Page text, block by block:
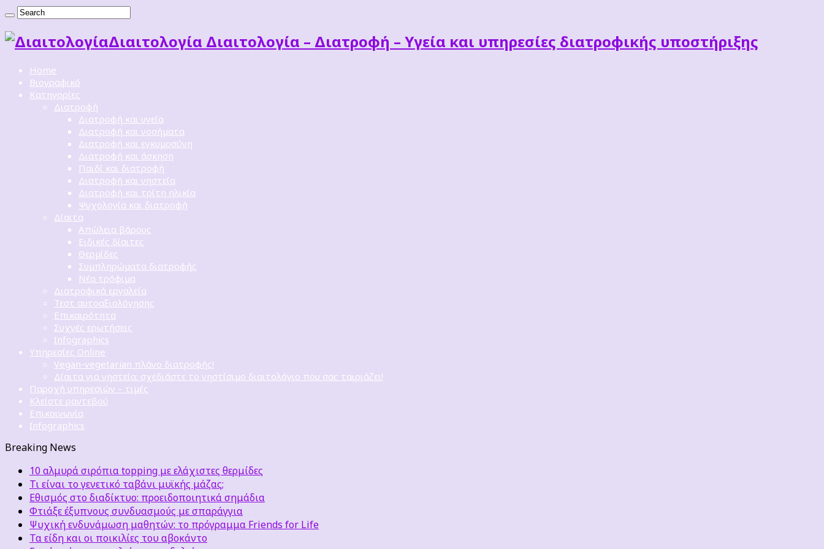
Διαιτoλογία Διαιτολογία – Διατροφή – Υγεία και υπηρεσίες διατροφικής υποστήριξης
Home
Βιογραφικό
Κατηγορίες
Διατροφή
Διατροφή και υγεία
Διατροφή και νοσήματα
Διατροφή και εγκυμοσύνη
Διατροφή και άσκηση
Παιδί και διατροφή
Διατροφή και νηστεία
Διατροφή και τρίτη ηλικία
Ψυχολογία και διατροφή
Δίαιτα
Απώλεια βάρους
Ειδικές δίαιτες
Θερμίδες
Συμπληρώματα διατροφής
Νέα τρόφιμα
Διατροφικά εργαλεία
Τεστ αυτοαξιολόγησης
Επικαιρότητα
Συχνές ερωτήσεις
Infographics
Υπηρεσίες Online
Vegan-vegetarian πλάνο διατροφής!
Δίαιτα για νηστεία: σχεδιάστε το νηστίσιμο διαιτολόγιο που σας ταιριάζει!
Παροχή υπηρεσιών – τιμές
Κλείστε ραντεβού
Επικοινωνία
Infographics
Breaking News
10 αλμυρά σιρόπια topping με ελάχιστες θερμίδες
Τι είναι το γενετικό ταβάνι μυϊκής μάζας;
Εθισμός στο διαδίκτυο: προειδοποιητικά σημάδια
Φτιάξε έξυπνους συνδυασμούς με σπαράγγια
Ψυχική ενδυνάμωση μαθητών: το πρόγραμμα Friends for Life
Τα είδη και οι ποικιλίες του αβοκάντο